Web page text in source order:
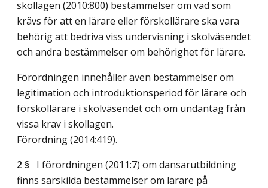
skollagen (2010:800) bestämmelser om vad som
krävs för att en lärare eller förskollärare ska vara
behörig att bedriva viss undervisning i skolväsendet
och andra bestämmelser om behörighet för lärare.
Förordningen innehåller även bestämmelser om
legitimation och introduktionsperiod för lärare och
förskollärare i skolväsendet och om undantag från
vissa krav i skollagen.
Förordning (2014:419).
2 § I förordningen (2011:7) om dansarutbildning
finns särskilda bestämmelser om lärare på